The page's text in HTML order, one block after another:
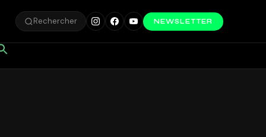
Rechercher NEWSLETTER